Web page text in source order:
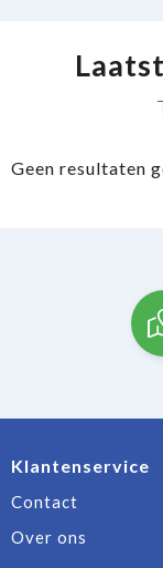
Geen resultaten
Klantenservice
Contact
Over ons